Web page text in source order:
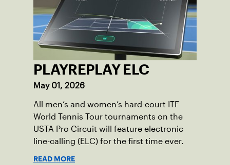
PLAYREPLAY ELC
May 01, 2026
All men’s and women’s hard-court ITF
World Tennis Tour tournaments on the
USTA Pro Circuit will feature electronic
line-calling (ELC) for the first time ever.
READ MORE